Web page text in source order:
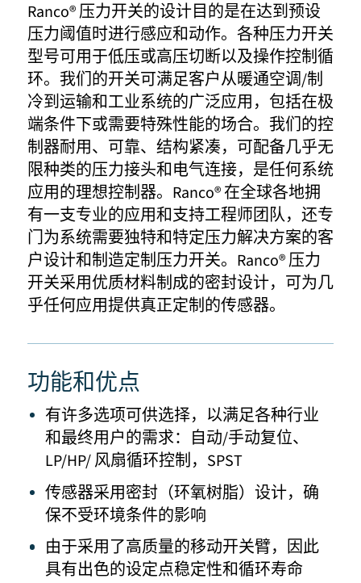
Ranco® 压力开关的设计目的是在达到预设
压力阈值时进行感应和动作。各种压力开关
型号可用于低压或高压切断以及操作控制循
环。我们的开关可满足客户从暖通空调/制
冷到运输和工业系统的广泛应用，包括在极
端条件下或需要特殊性能的场合。我们的控
制器耐用、可靠、结构紧凑，可配备几乎无
限种类的压力接头和电气连接，是任何系统
应用的理想控制器。Ranco® 在全球各地拥
有一支专业的应用和支持工程师团队，还专
门为系统需要独特和特定压力解决方案的客
户设计和制造定制压力开关。Ranco® 压力
开关采用优质材料制成的密封设计，可为几
乎任何应用提供真正定制的传感器。
功能和优点
有许多选项可供选择，以满足各种行业
和最终用户的需求：自动/手动复位、
LP/HP/ 风扇循环控制，SPST
传感器采用密封（环氧树脂）设计，确
保不受环境条件的影响
由于采用了高质量的移动开关臂，因此
具有出色的设定点稳定性和循环寿命